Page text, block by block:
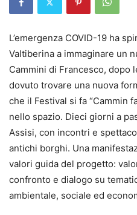
L’emergenza COVID-19 ha
Valtiberina a immaginare un
Cammini di Francesco, dopo
dovuto trovare una nuova
che il Festival si fa “Cammin
nello spazio. Dieci giorni a
Assisi, con incontri e
antichi borghi. Una
valori guida del progetto:
confronto e dialogo su
ambientale, sociale ed